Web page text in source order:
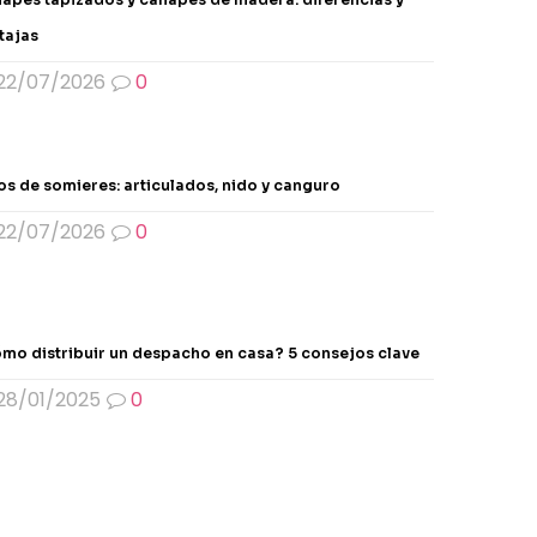
se
de
07/2026 0
de somieres: articulados, nido y canguro
07/2026 0
distribuir un despacho en casa? 5 consejos clave
01/2025 0